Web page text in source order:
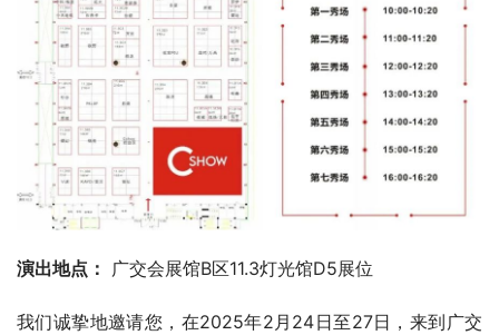
演出地点： 广交会展馆B区11.3灯光馆D5展位
我们诚挚地邀请您，在2025年2月24日至27日，来到广交